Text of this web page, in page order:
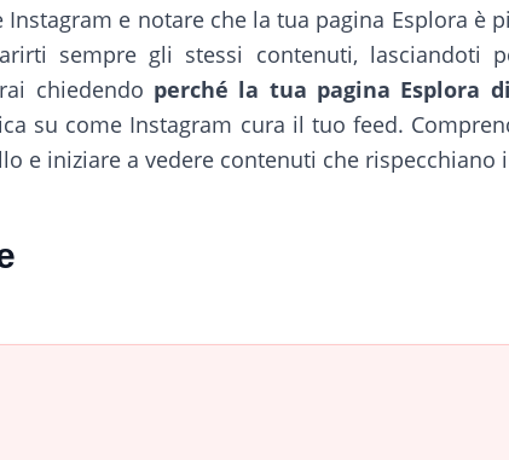
e notare che la tua pagina Esplora è
sempre gli stessi contenuti, lasciandoti
chiedendo perché la tua pagina Esplora
su come Instagram cura il tuo feed.
e iniziare a vedere contenuti che rispecchiano